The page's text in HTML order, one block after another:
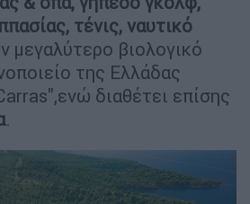
τένις, ναυτικό
μεγαλύτερο βιολογικό
της Ελλάδας
διαθέτει επίσης
.